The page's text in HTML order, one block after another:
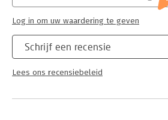
Schrijf een recensie
Lees ons recensiebeleid
Log in om uw waardering te geven